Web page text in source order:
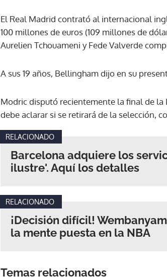
El Real Madrid contrató al internacional
100 millones de euros (109 millones de
Aurelien Tchouameni y Fede Valverde
A sus 19 años, Bellingham dijo en su
Modric disputó recientemente la final de la
debe aclarar si se retirará de la selección,
RELACIONADO
Barcelona adquiere los
ilustre'. Aquí los detalles
RELACIONADO
¡Decisión difícil!
la mente puesta en la NBA
Temas relacionados